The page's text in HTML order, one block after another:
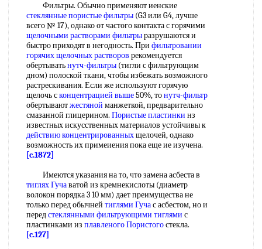
Фильтры. Обычно применяют иенские
стеклянные пористые фильтры (G3 или G4, лучше
всего № 17), однако от частого контакта с горячими
щелочными растворами фильтрыразрушаются и
быстро приходят в негодность. При фильтровании
горячихщелочных растворов рекомендуется
обертыватьнутч-фильтры (тигли с фильтрующим
дном) полоской ткани, чтобы избежать возможного
растрескивания. Если же используют горячую
щелочь сконцентрацией выше50%, тонутч-фильтр
обертываютжестяной манжеткой, предварительно
смазанной глицерином. Пористые пластинки нз
известных искусственных материалов устойчивы к
действию концентрированныхщелочей, однако
возможность их примеиения пока еще ие изучена.
[c.1872]
Имеются указания на то, что замена асбеста в
тиглях Гучаватой из кремнекислоты (диаметр
волокон порядка 3 10 мм) дает преимущества не
только перед обычней тиглями Гучас асбестом, но и
передстеклянными фильтрующими тиглями с
пластинками из плавленого Пористогостекла.
[c.127]